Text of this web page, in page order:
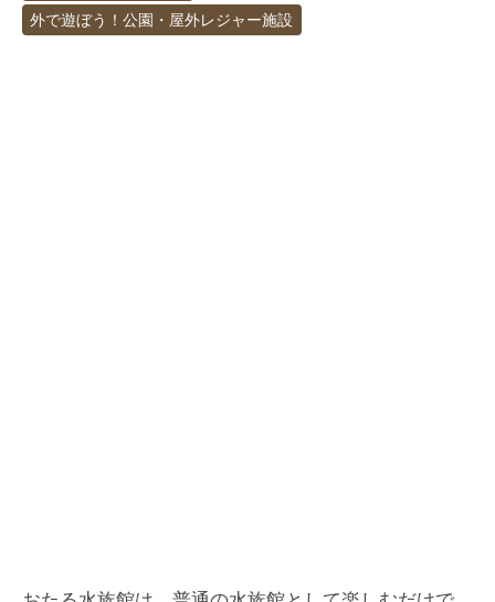
外で遊ぼう！公園・屋外レジャー施設